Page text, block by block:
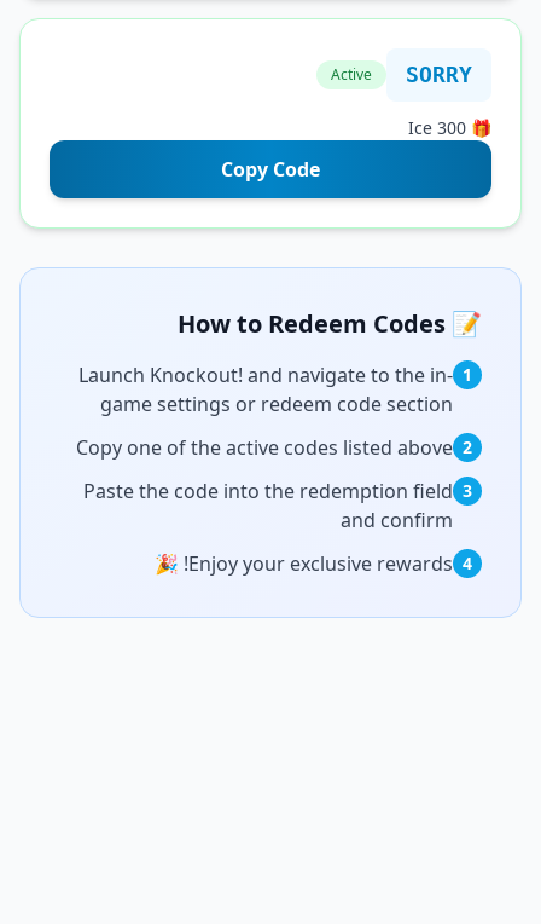
Active
Copy Code
Launch Knockout! and navigate to the
game settings or redeem code
Copy one of the active codes listed
Paste the code into the redemption
and
Enjoy your exclusive rewards!